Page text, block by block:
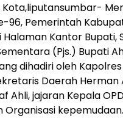
Kota,liputansumbar-
96, Pemerintah
Kantor Bupati,
(Pjs.) Bupati
dihadiri oleh Kapolres
Daerah
Ahli, jajaran Kepala
Organisasi kepemudaan.